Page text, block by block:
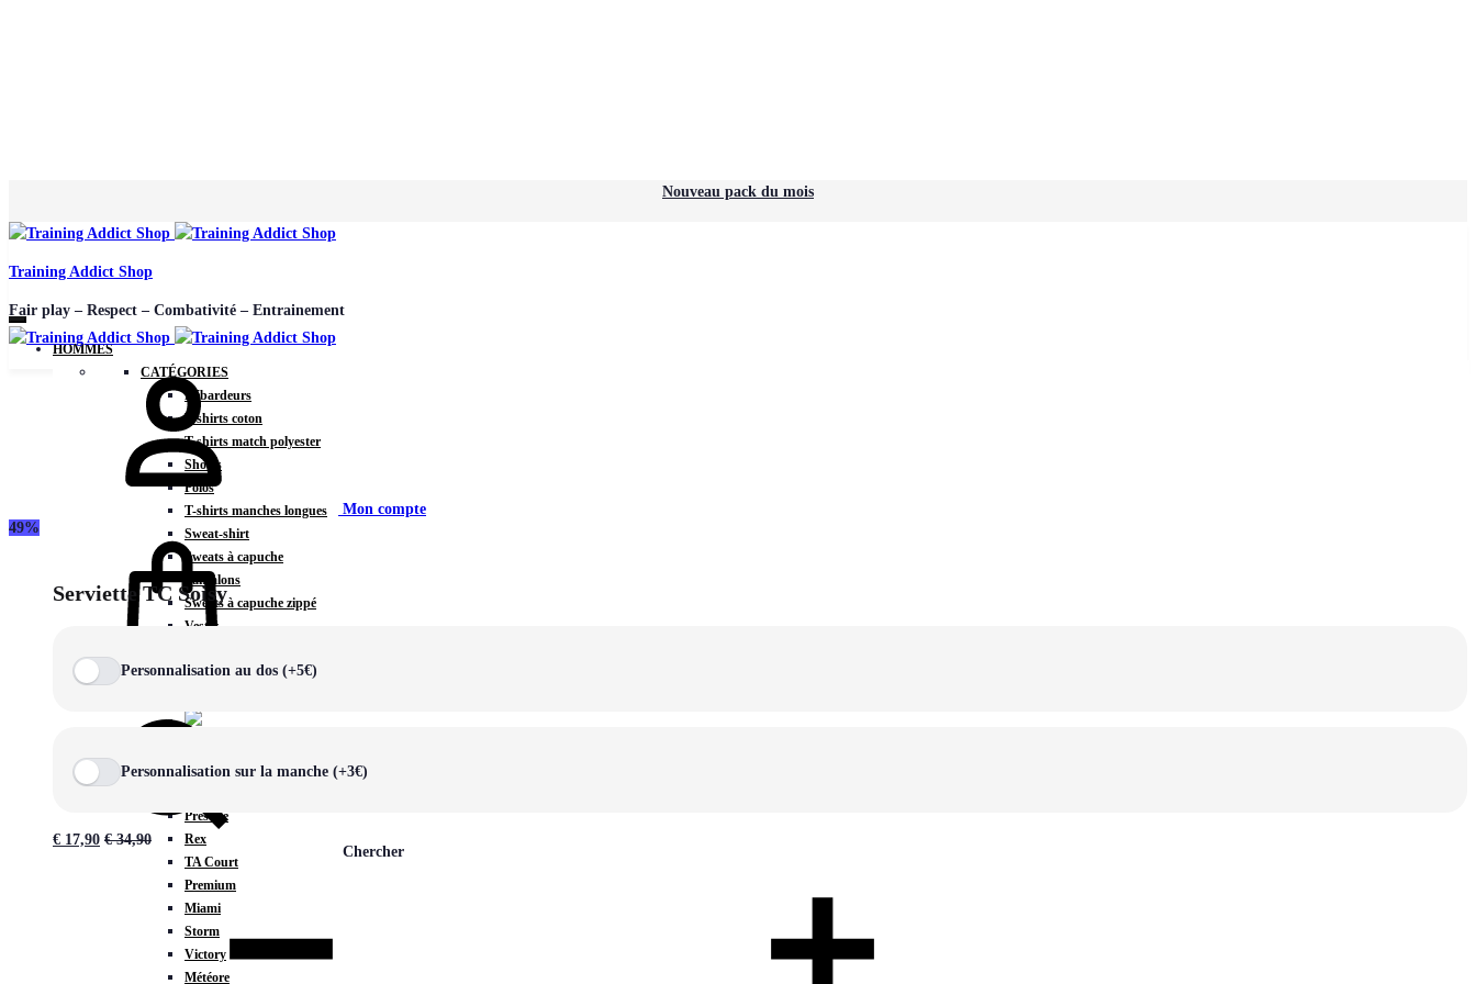
Nouveau pack du mois
Training Addict Shop
Fair play – Respect – Combativité – Entrainement
HOMMES
CATÉGORIES
Débardeurs
T-shirts coton
T-shirts match polyester
Shorts
Polos
T-shirts manches longues
Sweat-shirt
Sweats à capuche
Pantalons
Sweats à capuche zippé
Vestes
Prestige
Rex
TA Court
Premium
Miami
Storm
Victory
Météore
Mon compte
Chercher
49%
Serviette TC Soisy
Personnalisation au dos (+5€)
Personnalisation sur la manche (+3€)
€ 17,90 €34,90